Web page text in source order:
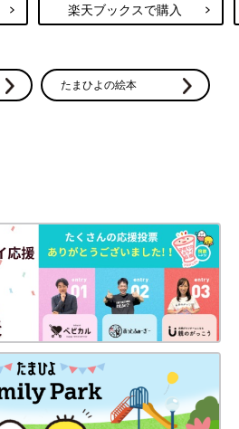
楽天ブックスで購入
たまひよの絵本